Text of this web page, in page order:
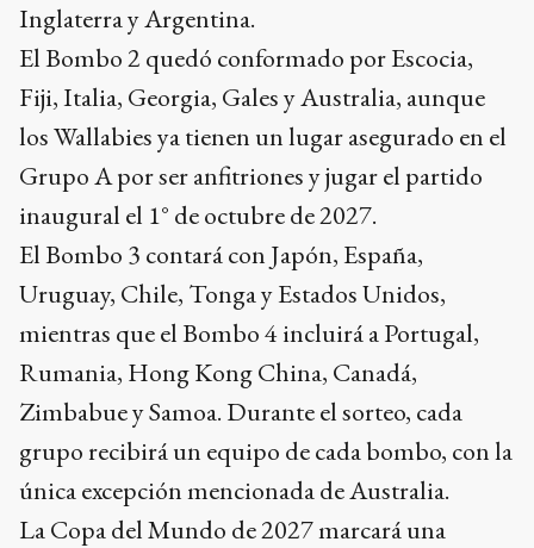
Inglaterra y Argentina.
El Bombo 2 quedó conformado por Escocia,
Fiji, Italia, Georgia, Gales y Australia, aunque
los Wallabies ya tienen un lugar asegurado en el
Grupo A por ser anfitriones y jugar el partido
inaugural el 1° de octubre de 2027.
El Bombo 3 contará con Japón, España,
Uruguay, Chile, Tonga y Estados Unidos,
mientras que el Bombo 4 incluirá a Portugal,
Rumania, Hong Kong China, Canadá,
Zimbabue y Samoa. Durante el sorteo, cada
grupo recibirá un equipo de cada bombo, con la
única excepción mencionada de Australia.
La Copa del Mundo de 2027 marcará una